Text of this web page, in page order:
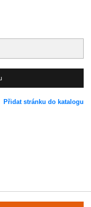
Přidat stránku do katalogu